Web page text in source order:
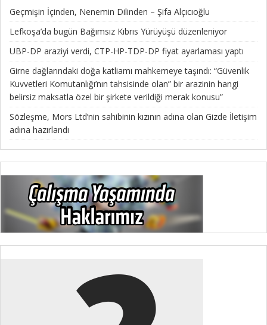
Geçmişin İçinden, Nenemin Dilinden – Şifa Alçıcıoğlu
Lefkoşa’da bugün Bağımsız Kıbrıs Yürüyüşü düzenleniyor
UBP-DP araziyi verdi, CTP-HP-TDP-DP fiyat ayarlaması yaptı
Girne dağlarındaki doğa katliamı mahkemeye taşındı: “Güvenlik
Kuvvetleri Komutanlığı’nın tahsisinde olan” bir arazinin hangi
belirsiz maksatla özel bir şirkete verildiği merak konusu”
Sözleşme, Mors Ltd’nin sahibinin kızının adına olan Gizde İletişim
adına hazırlandı